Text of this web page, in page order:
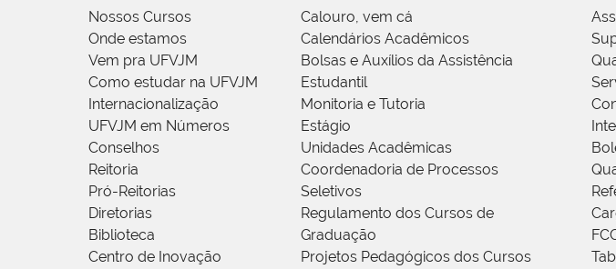
Nossos Cursos
Onde estamos
Vem pra UFVJM
Como estudar na UFVJM
Internacionalização
UFVJM em Números
Conselhos
Reitoria
Pró-Reitorias
Diretorias
Biblioteca
Centro de Inovação
Calouro, vem cá
Calendários Acadêmicos
Bolsas e Auxílios da Assistência
Estudantil
Monitoria e Tutoria
Estágio
Unidades Acadêmicas
Coordenadoria de Processos
Seletivos
Regulamento dos Cursos de
Graduação
Projetos Pedagógicos dos Cursos